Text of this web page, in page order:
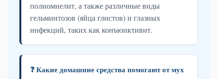
полиомиелит, а также различные виды
гельминтозов (яйца глистов) и глазных
инфекций, таких как конъюнктивит.
❓ Какие домашние средства помогают от мух